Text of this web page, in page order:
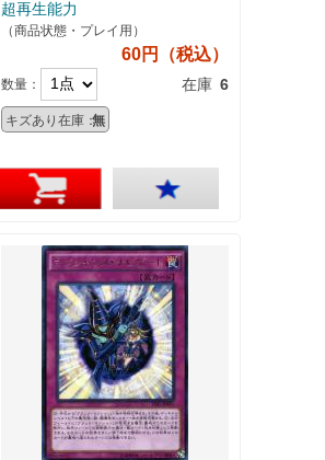
超再生能力
（商品状態・プレイ用）
60円（税込）
数量： 在庫 6
キズあり在庫：無